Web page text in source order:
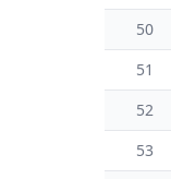
50
51
52
53